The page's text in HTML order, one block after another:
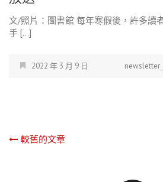
文/照片：圖書館 每年寒假後，許多讀
手 […]
2022 年 3 月 9 日
文較舊的文章